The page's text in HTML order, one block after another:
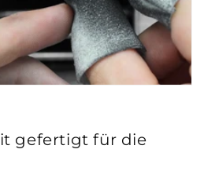
gefertigt für die